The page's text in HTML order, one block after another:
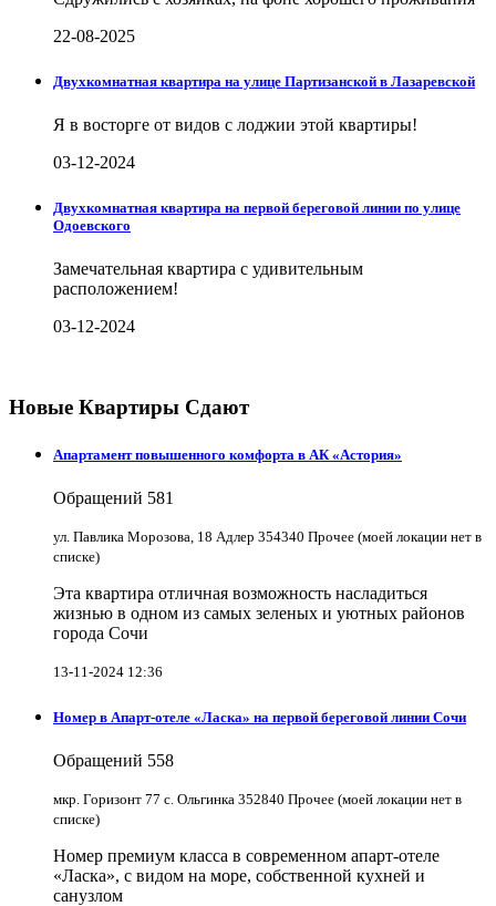
22-08-2025
Двухкомнатная квартира на улице Партизанской в Лазаревской
Я в восторге от видов с лоджии этой квартиры!
03-12-2024
Двухкомнатная квартира на первой береговой линии по улице
Одоевского
Замечательная квартира с удивительным
расположением!
03-12-2024
Новые Квартиры Сдают
Апартамент повышенного комфорта в АК «Астория»
Обращений 581
ул. Павлика Морозова, 18 Адлер 354340 Прочее (моей локации нет в
списке)
Эта квартира отличная возможность насладиться
жизнью в одном из самых зеленых и уютных районов
города Сочи
13-11-2024 12:36
Номер в Апарт-отеле «Ласка» на первой береговой линии Сочи
Обращений 558
мкр. Горизонт 77 с. Ольгинка 352840 Прочее (моей локации нет в
списке)
Номер премиум класса в современном апарт-отеле
«Ласка», с видом на море, собственной кухней и
санузлом